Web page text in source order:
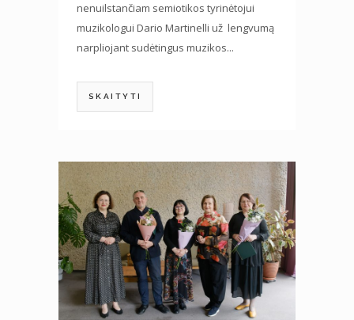
nenuilstančiam semiotikos tyrinėtojui
muzikologui Dario Martinelli už lengvumą
narpliojant sudėtingus muzikos...
SKAITYTI